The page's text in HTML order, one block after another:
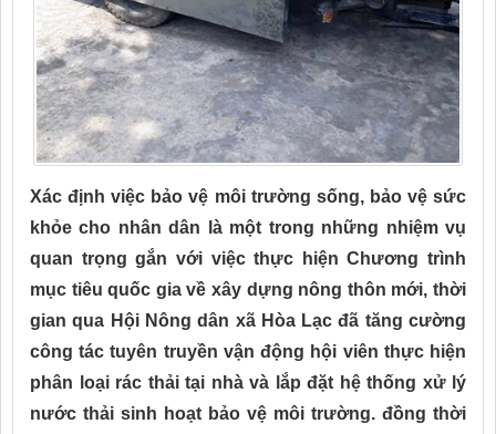
Xác định việc bảo vệ môi trường sống, bảo vệ sức
khỏe cho nhân dân là một trong những nhiệm vụ
quan trọng gắn với việc thực hiện Chương trình
mục tiêu quốc gia về xây dựng nông thôn mới, thời
gian qua Hội Nông dân xã Hòa Lạc đã tăng cường
công tác tuyên truyền vận động hội viên thực hiện
phân loại rác thải tại nhà và lắp đặt hệ thống xử lý
nước thải sinh hoạt bảo vệ môi trường. đồng thời